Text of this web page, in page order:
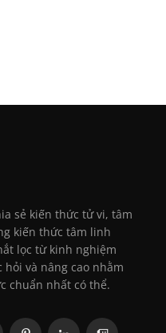
sẻ kiến thức tử vi, tâm
kiến thức tâm linh
lọc từ kinh nghiệm
và nâng cao nhằm
chuẩn nhất có thể.